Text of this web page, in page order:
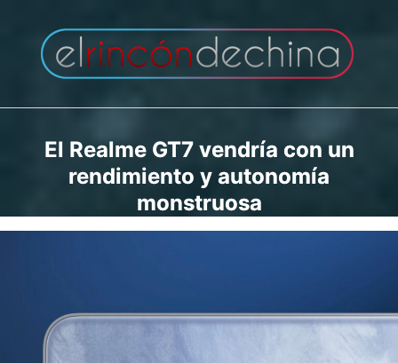
contenido
El Realme GT7 vendría con un
rendimiento y autonomía
monstruosa